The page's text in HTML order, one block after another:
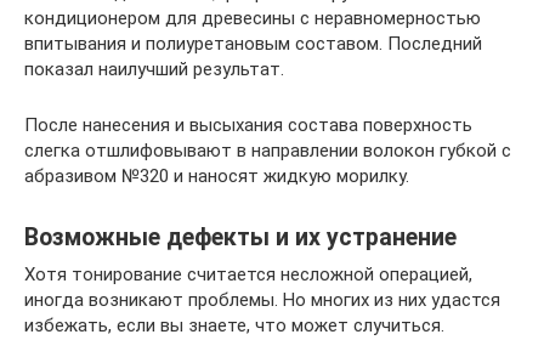
кондиционером для древесины с неравномерностью
впитывания и полиуретановым составом. Последний
показал наилучший результат.
После нанесения и высыхания состава поверхность
слегка отшлифовывают в направлении волокон губкой с
абразивом №320 и наносят жидкую морилку.
Возможные дефекты и их устранение
Хотя тонирование считается несложной операцией,
иногда возникают проблемы. Но многих из них удастся
избежать, если вы знаете, что может случиться.